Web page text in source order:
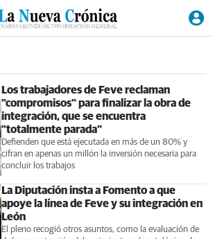
Los trabajadores de Feve reclaman
"compromisos" para finalizar la obra de
integración, que se encuentra
"totalmente parada"
Defienden que está ejecutada en más de un 80% y
cifran en apenas un millón la inversión necesaria para
concluir los trabajos
La Diputación insta a Fomento a que
apoye la línea de Feve y su integración en
León
El pleno recogió otros asuntos, como la evaluación de